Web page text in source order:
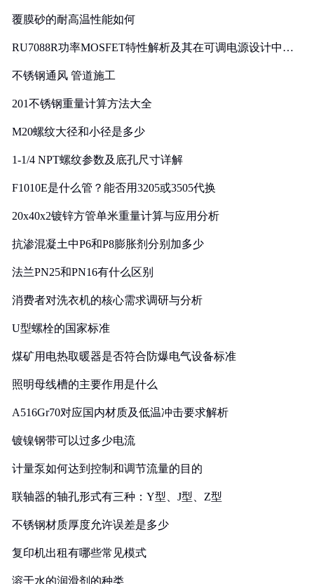
覆膜砂的耐高温性能如何
RU7088R功率MOSFET特性解析及其在可调电源设计中的
不锈钢通风 管道施工
201不锈钢重量计算方法大全
M20螺纹大径和小径是多少
1-1/4 NPT螺纹参数及底孔尺寸详解
F1010E是什么管？能否用3205或3505代换
20x40x2镀锌方管单米重量计算与应用分析
抗渗混凝土中P6和P8膨胀剂分别加多少
法兰PN25和PN16有什么区别
消费者对洗衣机的核心需求调研与分析
U型螺栓的国家标准
煤矿用电热取暖器是否符合防爆电气设备标准
照明母线槽的主要作用是什么
A516Gr70对应国内材质及低温冲击要求解析
镀镍钢带可以过多少电流
计量泵如何达到控制和调节流量的目的
联轴器的轴孔形式有三种：Y型、J型、Z型
不锈钢材质厚度允许误差是多少
复印机出租有哪些常见模式
溶于水的润滑剂的种类